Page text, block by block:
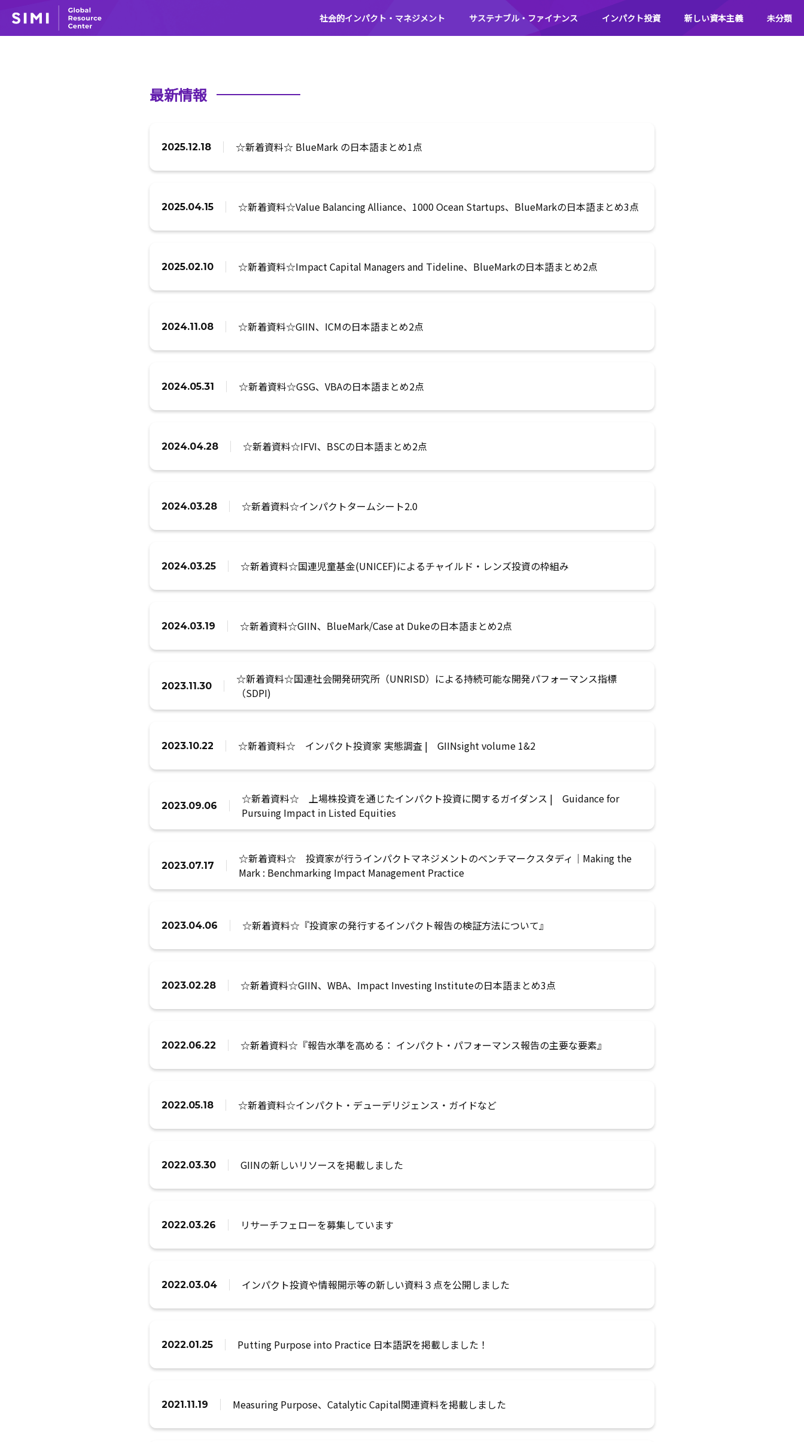
社会的インパクト・マネジメント サステナブル・ファイナンス インパクト投資 新しい資本主義 未分類
最新情報
2025.12.18 ☆新着資料☆ BlueMark の日本語まとめ1点
2025.04.15 ☆新着資料☆Value Balancing Alliance、1000 Ocean Startups、BlueMarkの日本語まとめ3点
2025.02.10 ☆新着資料☆Impact Capital Managers and Tideline、BlueMarkの日本語まとめ2点
2024.11.08 ☆新着資料☆GIIN、ICMの日本語まとめ2点
2024.05.31 ☆新着資料☆GSG、VBAの日本語まとめ2点
2024.04.28 ☆新着資料☆IFVI、BSCの日本語まとめ2点
2024.03.28 ☆新着資料☆インパクトタームシート2.0
2024.03.25 ☆新着資料☆国連児童基金(UNICEF)によるチャイルド・レンズ投資の枠組み
2024.03.19 ☆新着資料☆GIIN、BlueMark/Case at Dukeの日本語まとめ2点
2023.11.30
☆新着資料☆国連社会開発研究所（UNRISD）による持続可能な開発パフォーマンス指標
（SDPI)
2023.10.22 ☆新着資料☆ インパクト投資家 実態調査 | GIINsight volume 1&2
2023.09.06
☆新着資料☆ 上場株投資を通じたインパクト投資に関するガイダンス | Guidance for
Pursuing Impact in Listed Equities
2023.07.17
☆新着資料☆ 投資家が行うインパクトマネジメントのベンチマークスタディ｜Making the
Mark : Benchmarking Impact Management Practice
2023.04.06 ☆新着資料☆『投資家の発行するインパクト報告の検証方法について』
2023.02.28 ☆新着資料☆GIIN、WBA、Impact Investing Instituteの日本語まとめ3点
2022.06.22 ☆新着資料☆『報告水準を高める： インパクト・パフォーマンス報告の主要な要素』
2022.05.18 ☆新着資料☆インパクト・デューデリジェンス・ガイドなど
2022.03.30 GIINの新しいリソースを掲載しました
2022.03.26 リサーチフェローを募集しています
2022.03.04 インパクト投資や情報開示等の新しい資料３点を公開しました
2022.01.25 Putting Purpose into Practice 日本語訳を掲載しました！
2021.11.19 Measuring Purpose、Catalytic Capital関連資料を掲載しました